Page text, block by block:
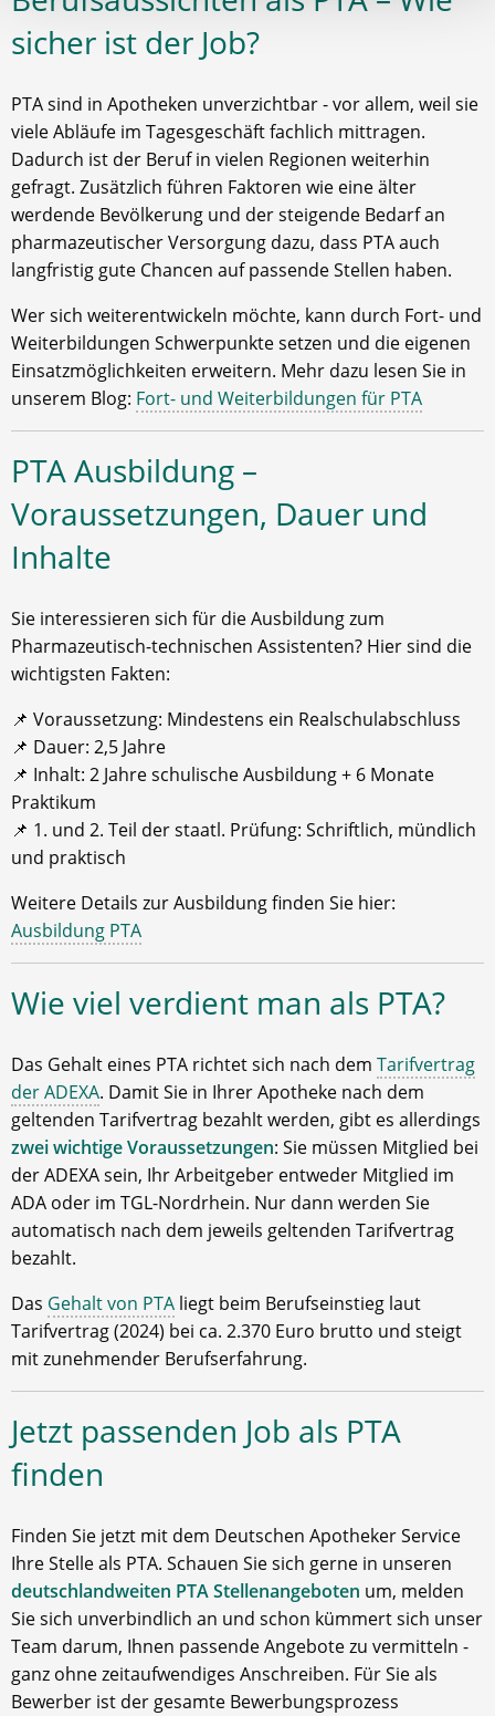
sicher ist der Job?
PTA sind in Apotheken unverzichtbar - vor allem, weil sie
viele Abläufe im Tagesgeschäft fachlich mittragen.
Dadurch ist der Beruf in vielen Regionen weiterhin
gefragt. Zusätzlich führen Faktoren wie eine älter
werdende Bevölkerung und der steigende Bedarf an
pharmazeutischer Versorgung dazu, dass PTA auch
langfristig gute Chancen auf passende Stellen haben.
Wer sich weiterentwickeln möchte, kann durch Fort- und
Weiterbildungen Schwerpunkte setzen und die eigenen
Einsatzmöglichkeiten erweitern. Mehr dazu lesen Sie in
unserem Blog: Fort- und Weiterbildungen für PTA
PTA Ausbildung –
Voraussetzungen, Dauer und
Inhalte
Sie interessieren sich für die Ausbildung zum
Pharmazeutisch-technischen Assistenten? Hier sind die
wichtigsten Fakten:
📌 Voraussetzung: Mindestens ein Realschulabschluss
📌 Dauer: 2,5 Jahre
📌 Inhalt: 2 Jahre schulische Ausbildung + 6 Monate
Praktikum
📌 1. und 2. Teil der staatl. Prüfung: Schriftlich, mündlich
und praktisch
Weitere Details zur Ausbildung finden Sie hier:
Ausbildung PTA
Wie viel verdient man als PTA?
Das Gehalt eines PTA richtet sich nach dem Tarifvertrag
der ADEXA. Damit Sie in Ihrer Apotheke nach dem
geltenden Tarifvertrag bezahlt werden, gibt es allerdings
zwei wichtige Voraussetzungen: Sie müssen Mitglied bei
der ADEXA sein, Ihr Arbeitgeber entweder Mitglied im
ADA oder im TGL-Nordrhein. Nur dann werden Sie
automatisch nach dem jeweils geltenden Tarifvertrag
bezahlt.
Das Gehalt von PTA liegt beim Berufseinstieg laut
Tarifvertrag (2024) bei ca. 2.370 Euro brutto und steigt
mit zunehmender Berufserfahrung.
Jetzt passenden Job als PTA
finden
Finden Sie jetzt mit dem Deutschen Apotheker Service
Ihre Stelle als PTA. Schauen Sie sich gerne in unseren
deutschlandweiten PTA Stellenangeboten um, melden
Sie sich unverbindlich an und schon kümmert sich unser
Team darum, Ihnen passende Angebote zu vermitteln -
ganz ohne zeitaufwendiges Anschreiben. Für Sie als
Bewerber ist der gesamte Bewerbungsprozess